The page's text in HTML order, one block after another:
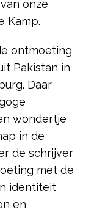
onze
Kamp.
ontmoeting
Pakistan in
Daar
wondertje
in de
de schrijver
met de
identiteit
en